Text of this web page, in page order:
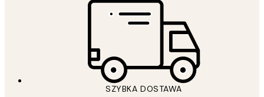
SZYBKA DOSTAWA